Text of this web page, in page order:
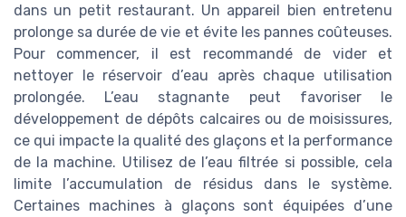
dans un petit restaurant. Un appareil bien entretenu
prolonge sa durée de vie et évite les pannes coûteuses.
Pour commencer, il est recommandé de vider et
nettoyer le réservoir d’eau après chaque utilisation
prolongée. L’eau stagnante peut favoriser le
développement de dépôts calcaires ou de moisissures,
ce qui impacte la qualité des glaçons et la performance
de la machine. Utilisez de l’eau filtrée si possible, cela
limite l’accumulation de résidus dans le système.
Certaines machines à glaçons sont équipées d’une